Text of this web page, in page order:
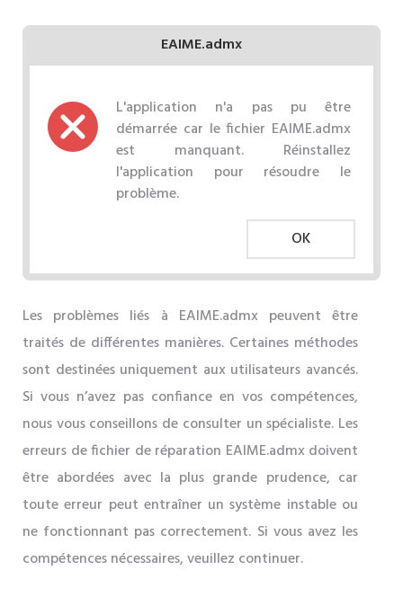
EAIME.admx
L'application n'a pas pu être
démarrée car le fichier EAIME.admx
est manquant. Réinstallez
l'application pour résoudre le
problème.
OK
Les problèmes liés à EAIME.admx peuvent être
traités de différentes manières. Certaines méthodes
sont destinées uniquement aux utilisateurs avancés.
Si vous n’avez pas confiance en vos compétences,
nous vous conseillons de consulter un spécialiste. Les
erreurs de fichier de réparation EAIME.admx doivent
être abordées avec la plus grande prudence, car
toute erreur peut entraîner un système instable ou
ne fonctionnant pas correctement. Si vous avez les
compétences nécessaires, veuillez continuer.